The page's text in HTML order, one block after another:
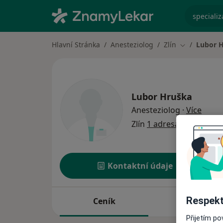
Hlavní Stránka Anesteziolog Zlín Změna města
Lubor
Lubor Hruška
Anesteziolog · Víceo
Zlín 1 adresa
Kontaktní údaje
Ceník Adresy
Přijetím